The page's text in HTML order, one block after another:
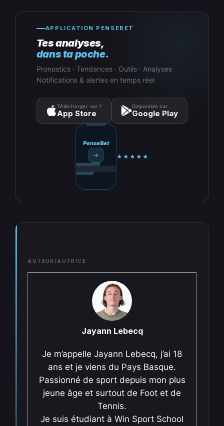
APPLICATION PENSEBET
Tes analyses,
dans ta poche.
Pronostics · Tendances · Outils · Analyses
Notifications & alertes en temps réel
Télécharger sur l’
App Store
Disponible sur
Google Play
PenseBet
→ ★★★★★
AUTEUR/AUTRICE
Jayann Lebecq
Je m’appelle Jayann Lebecq, j’ai 18
ans et je viens du Pays Basque.
Passionné de sport depuis mon plus
jeune âge et surtout de Foot et de
Tennis.
Je suis étudiant à Win Sport School